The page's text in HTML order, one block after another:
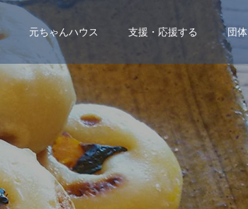
元ちゃんハウス 支援・応援する 団体